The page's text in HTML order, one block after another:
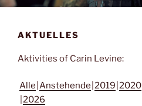
AKTUELLES
Aktivities of Carin Levine:
Alle Anstehende 2019 2020
2026